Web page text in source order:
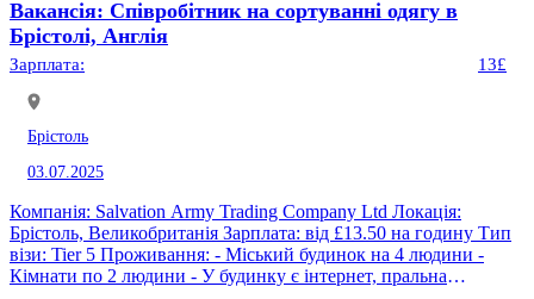
Вакансія: Співробітник на сортуванні одягу в
Брістолі, Англія
Зарплата: 13£
Брістоль
03.07.2025
Компанія: Salvation Army Trading Company Ltd Локація:
Брістоль, Великобританія Зарплата: від £13.50 на годину Тип
візи: Tier 5 Проживання: - Міський будинок на 4 людини -
Кімнати по 2 людини - У будинку є інтернет, пральна